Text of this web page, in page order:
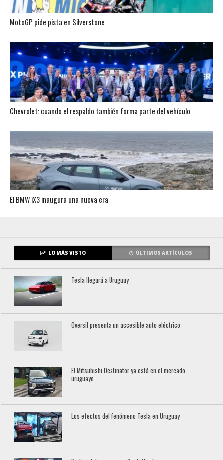
MotoGP pide pista en Silverstone
Chevrolet: cuando el respaldo también forma parte del vehículo
El BMW iX3 inaugura una nueva era
LO MÁS VISTO ÚLTIMOS ARTÍCULOS
Tesla llegará a Uruguay
Oversil presenta un accesible auto eléctrico
El Mitsubishi Destinator ya está en el mercado
uruguayo
Los efectos del fenómeno Tesla en Uruguay